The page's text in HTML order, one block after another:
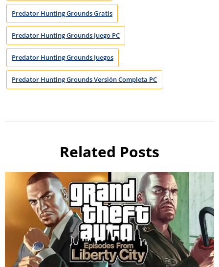
Predator Hunting Grounds Gratis
Predator Hunting Grounds Juego PC
Predator Hunting Grounds Juegos
Predator Hunting Grounds Versión Completa PC
Related Posts